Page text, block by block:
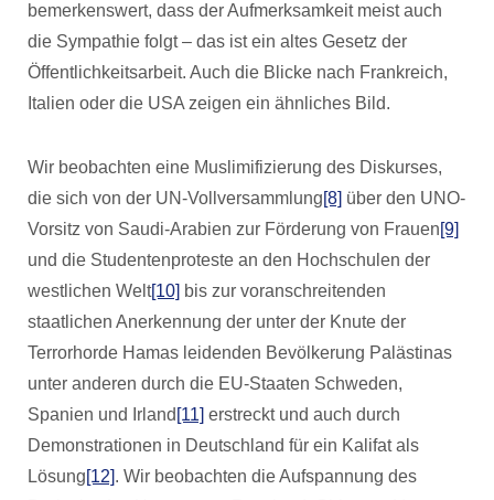
bemerkenswert, dass der Aufmerksamkeit meist auch
die Sympathie folgt – das ist ein altes Gesetz der
Öffentlichkeitsarbeit. Auch die Blicke nach Frankreich,
Italien oder die USA zeigen ein ähnliches Bild.
Wir beobachten eine Muslimifizierung des Diskurses,
die sich von der UN-Vollversammlung[8] über den UNO-
Vorsitz von Saudi-Arabien zur Förderung von Frauen[9]
und die Studentenproteste an den Hochschulen der
westlichen Welt[10] bis zur voranschreitenden
staatlichen Anerkennung der unter der Knute der
Terrorhorde Hamas leidenden Bevölkerung Palästinas
unter anderen durch die EU-Staaten Schweden,
Spanien und Irland [11] erstreckt und auch durch
Demonstrationen in Deutschland für ein Kalifat als
Lösung[12]. Wir beobachten die Aufspannung des